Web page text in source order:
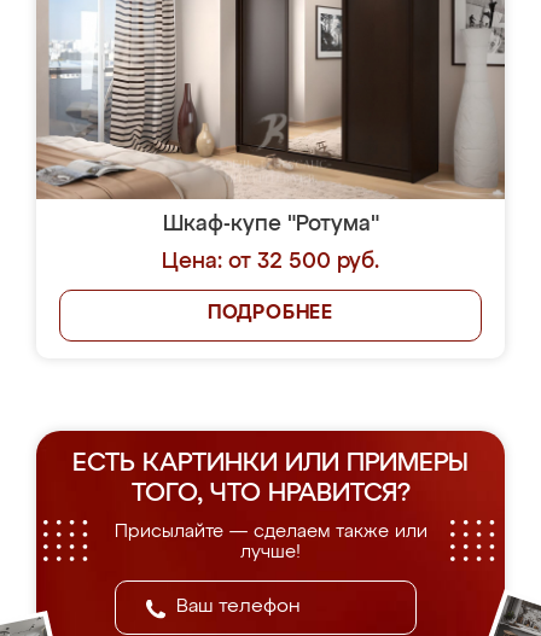
Шкаф-купе "Ротума"
Цена: от 32 500 руб.
ПОДРОБНЕЕ
ЕСТЬ КАРТИНКИ ИЛИ ПРИМЕРЫ
ТОГО, ЧТО НРАВИТСЯ?
Присылайте — сделаем также или
лучше!